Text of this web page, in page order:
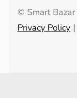
© Smart
Privacy Policy